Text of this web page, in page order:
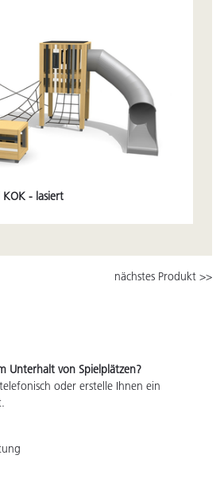
- lasiert
nächstes Produkt >>
Unterhalt von Spielplätzen?
oder erstelle Ihnen ein